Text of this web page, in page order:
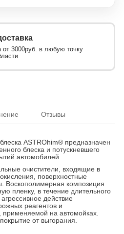
от 3000руб. в любую точку
Отзывы
ASTROhim® предназначен
блеска и потускневшего
автомобилей.
очистители, входящие в
поверхностные
Воскополимерная композиция
пленку, в течение длительного
действие
реагентов и
на автомойках.
от выгорания.